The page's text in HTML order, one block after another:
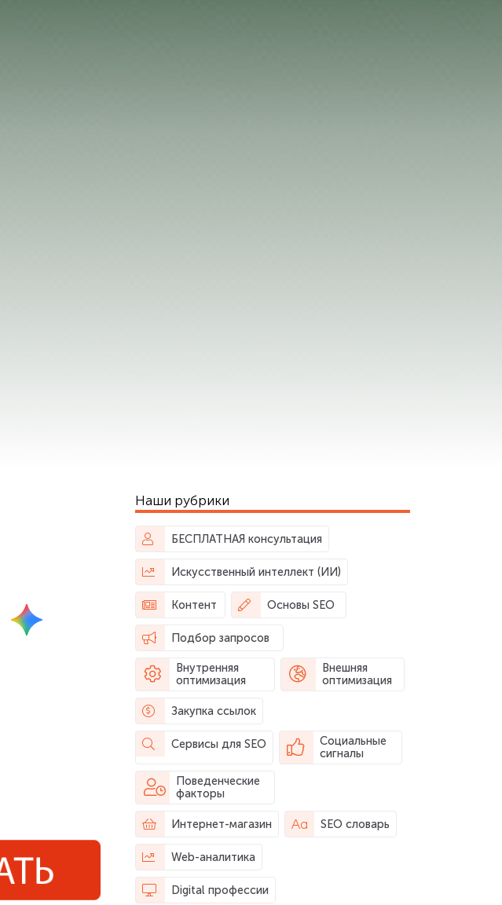
Наши рубрики
БЕСПЛАТНАЯ консультация
Основы SEO
Внутренняя
оптимизация
Подбор запросов
Контент
Внешняя
оптимизация
Закупка ссылок
Социальные
сигналы
Поведенческие
факторы
Сервисы для SEO
Интернет-магазин
Digital профессии
Web-аналитика
Искусственный интеллект (ИИ)
SEO словарь